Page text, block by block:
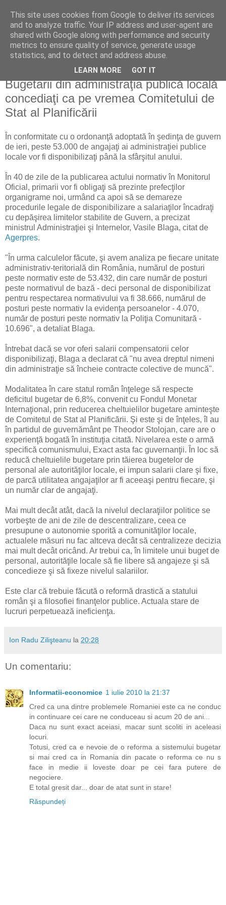
Reflecţii economice
blog de reflecţii, informaţii şi opinii economice
Bugetarii din administraţia publică locală
concediaţi ca pe vremea Comitetului de
Stat al Planificării
În conformitate cu o ordonanţă adoptată în şedinţa de guvern
de ieri, peste 53.000 de angajaţi ai administraţiei publice
locale vor fi disponibilizaţi până la sfârşitul anului.
În 40 de zile de la publicarea actului normativ în Monitorul
Oficial, primarii vor fi obligaţi să prezinte prefecţilor
organigrame noi, urmând ca apoi să se demareze
procedurile legale de disponibilizare a salariaţilor încadraţi
cu depăşirea limitelor stabilite de Guvern, a precizat
ministrul Administraţiei şi Internelor, Vasile Blaga, citat de
Agerpres.
"În urma calculelor făcute, şi avem analiza pe fiecare unitate
administrativ-teritorială din România, numărul de posturi
peste normativ este de 53.432, din care număr de posturi
peste normativul de bază - deci personal de disponibilizat
pentru respectarea normativului va fi 38.666, numărul de
posturi peste normativ la evidenţa persoanelor - 4.070,
număr de posturi peste normativ la Poliţia Comunitară -
10.696", a detaliat Blaga.
Întrebat dacă se vor oferi salarii compensatorii celor
disponibilizaţi, Blaga a declarat că "nu avea dreptul nimeni
din administraţie să încheie contracte colective de muncă".
Modalitatea în care statul român înţelege să respecte
deficitul bugetar de 6,8%, convenit cu Fondul Monetar
Internaţional, prin reducerea cheltuielilor bugetare aminteşte
de Comitetul de Stat al Planificării. Şi este şi de înţeles, îl au
în partidul de guvernământ pe Theodor Stolojan, care are o
experienţă bogată în instituţia citată. Nivelarea este o armă
specifică comunismului, Exact asta fac guvernanţii. În loc să
reducă cheltuielile bugetare prin tăierea bugetelor de
personal ale autorităţilor locale, ei impun salarii clare şi fixe,
de parcă utilitatea angajaţilor ar fi aceeaşi pentru fiecare, şi
un număr clar de angajaţi.
Mai mult decât atât, dacă la nivelul declaraţiilor politice se
vorbeşte de ani de zile de descentralizare, ceea ce
presupune o autonomie sporită a comunităţilor locale,
actualele măsuri nu fac altceva decât să centralizeze decizia
mai mult decât oricând. Ar trebui ca, în limitele unui buget de
personal, autorităţile locale să fie libere să angajeze şi să
concedieze şi să fixeze nivelul salariilor.
Este clar că trebuie făcută o reformă drastică a statului
român şi a filosofiei finanţelor publice. Actuala stare de
lucruri perpetuează ineficienţa.
Ion Radu Zilişteanu la 20:28
Un comentariu:
Informatii-economice 1 iulie 2010 la 21:37
Cred ca una dintre problemele Romaniei este ca ne conduc
in continuare cei care ne conduceau si acum 20 de ani...
Daca nu sunt exact aceiasi, macar sunt scoliti in aceleasi
locuri.
Totusi, cred ca e nevoie de o reforma a sistemului bugetar
si mai cred ca in Romania din pacate o reforma ce nu s
face in medie ii loveste doar pe cei fara putere de
negociere.
E total gresit dar... doar de atat sunt in stare!
Răspundeți
This site uses cookies from Google to deliver its services
and to analyze traffic. Your IP address and user-agent are
shared with Google along with performance and security
metrics to ensure quality of service, generate usage
statistics, and to detect and address abuse.
LEARN MORE GOT IT